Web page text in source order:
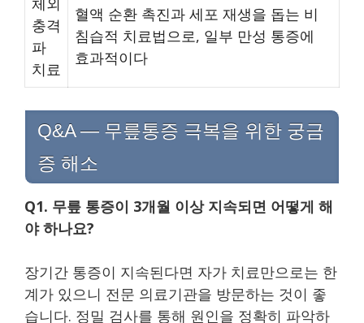
충격
파
치료
혈액 순환 촉진과 세포 재생을 돕는 비
침습적 치료법으로, 일부 만성 통증에
효과적이다
Q&A — 무릎통증 극복을 위한 궁금
증 해소
Q1. 무릎 통증이 3개월 이상 지속되면 어떻게 해
야 하나요?
장기간 통증이 지속된다면 자가 치료만으로는 한
계가 있으니 전문 의료기관을 방문하는 것이 좋
습니다. 정밀 검사를 통해 원인을 정확히 파악하